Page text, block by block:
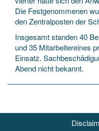
Die Festgenommenen
den Zentralposten der
Insgesamt standen 40
und 35 Mitarbeitereines
Einsatz.
Abend nicht bekannt.